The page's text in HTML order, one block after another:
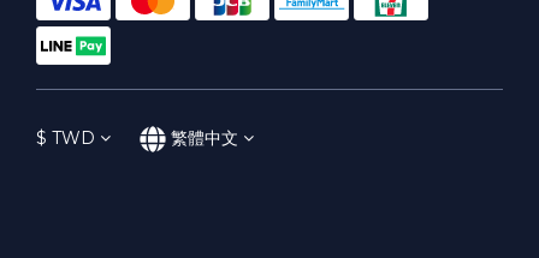
$ TWD 繁體中文